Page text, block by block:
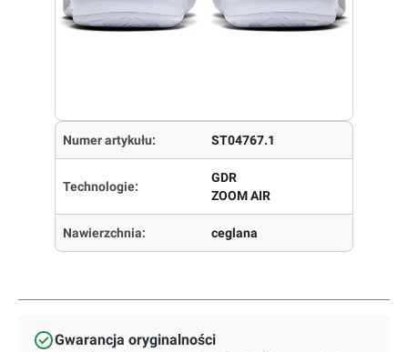
Numer artykułu: ST04767.1
Technologie:
GDR
ZOOM AIR
Nawierzchnia: ceglana
Gwarancja oryginalności